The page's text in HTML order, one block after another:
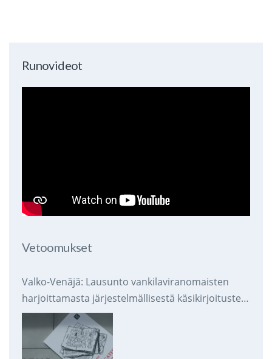
Runovideot
Vetoomukset
Valko-Venäjä: Lausunto vankilaviranomaisten
harjoittamasta järjestelmällisestä käsikirjoitusten
takavarikoinnista ja tuhoamisesta